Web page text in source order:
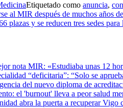
Etiquetado como anuncia, con
al MIR después de muchos años
plazas y se reducen tres sedes para
nota MIR: «Estudiaba unas 12
“deficitaria”: “Solo se
del nuevo diploma de
el 'burnout' lleva a peor salud
abra la puerta a recuperar Vigo